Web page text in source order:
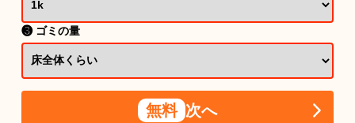
❸ ゴミの量
無料 次へ